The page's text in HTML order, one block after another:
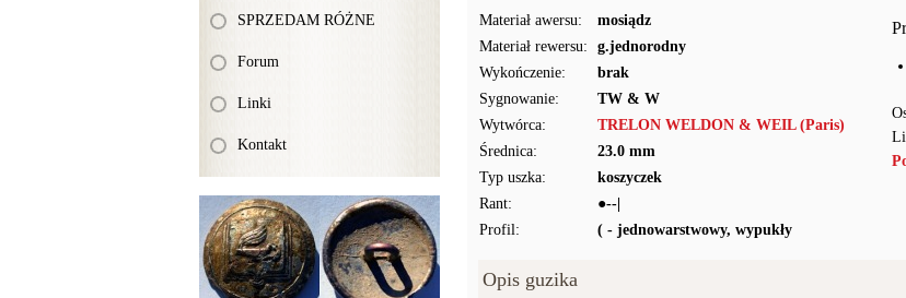
SPRZEDAM RÓŻNE
Forum
Linki
Kontakt
Materiał awersu:
mosiądz
Materiał rewersu:
g.jednorodny
Wykończenie:
brak
Sygnowanie:
TW & W
Wytwórca:
TRELON WELDON & WEIL (Paris)
Średnica:
23.0 mm
Typ uszka:
koszyczek
Rant:
●--|
Profil:
( - jednowarstwowy, wypukły
Opis guzika